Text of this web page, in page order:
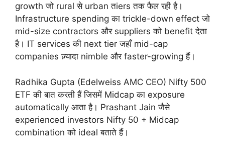
growth जो rural से urban तiers तक फैल रही है।
Infrastructure spending का trickle-down effect जो
mid-size contractors और suppliers को benefit देता
है। IT services की next tier जहाँ mid-cap
companies ज़्यादा nimble और faster-growing हैं।
Radhika Gupta (Edelweiss AMC CEO) Nifty 500
ETF की बात करती हैं जिसमें Midcap का exposure
automatically आता है। Prashant Jain जैसे
experienced investors Nifty 50 + Midcap
combination को ideal बताते हैं।